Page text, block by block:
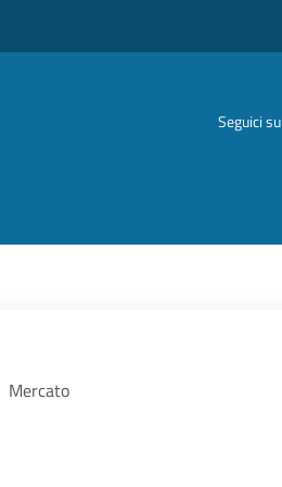
Seguici su
Mercato